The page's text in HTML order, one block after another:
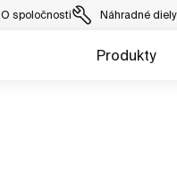
O spoločnosti Náhradné diely
Produkty